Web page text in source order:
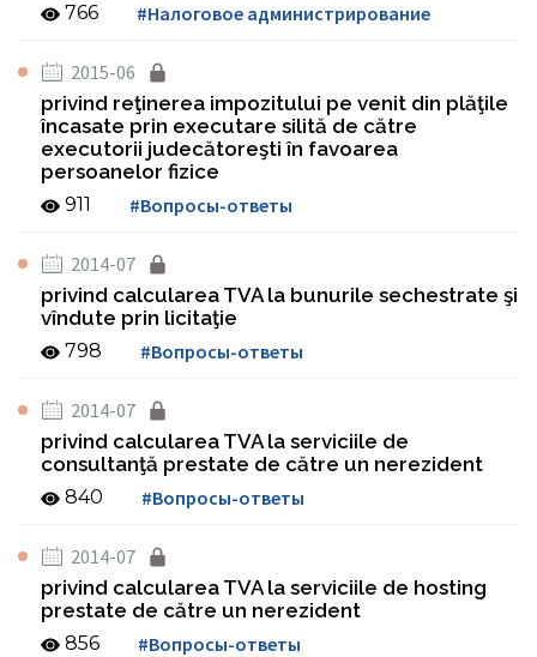
766 #Налоговое администрирование
2015-06
privind reţinerea impozitului pe venit din plăţile
încasate prin executare silită de către
executorii judecătoreşti în favoarea
persoanelor fizice
911 #Вопросы-ответы
2014-07
privind calcularea TVA la bunurile sechestrate şi
vîndute prin licitaţie
798 #Вопросы-ответы
2014-07
privind calcularea TVA la serviciile de
consultanţă prestate de către un nerezident
840 #Вопросы-ответы
2014-07
privind calcularea TVA la serviciile de hosting
prestate de către un nerezident
856 #Вопросы-ответы